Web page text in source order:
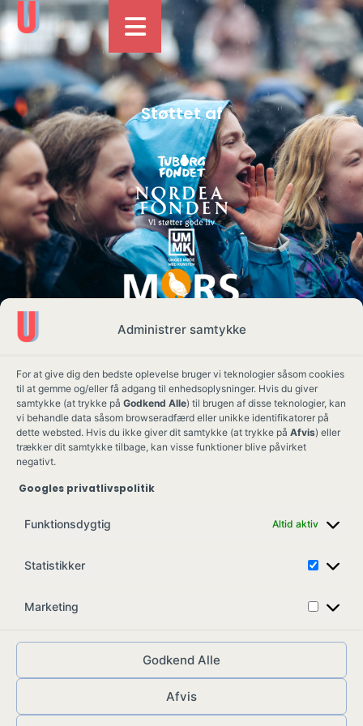
Administrer samtykke
For at give dig den bedste oplevelse bruger vi teknologier såsom cookies
til at gemme og/eller få adgang til enhedsoplysninger. Hvis du giver
samtykke (at trykke på Godkend Alle) til brugen af disse teknologier, kan
vi behandle data såsom browseradfærd eller unikke identifikatorer på
dette websted. Hvis du ikke giver dit samtykke (at trykke på Afvis) eller
trækker dit samtykke tilbage, kan visse funktioner blive påvirket
negativt.
Googles privatlivspolitik
Funktionsdygtig Altid aktiv
Statistikker
Marketing
Godkend Alle
Afvis
Støttet af
Ung Kult
Skovgade 17,
CVR: 41008547
© ungkult.dk - 2026 Allieret– din partner i